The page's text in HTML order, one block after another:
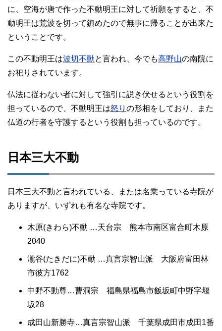
に、空海が唐で作った不動明王に対して祈願をすると、不
動明王は荒波を切って鎮めたので無事に帰ることが出来た
ということです。
この不動明王は波切不動と言われ、今でも高野山の南院に
お祀りされています。
仏法に従わない者に対して強引に説き伏せるという役割を
担っているので、不動明王は怒り の形相をしており、また
仏道の行者を守護するという役割も担っているのです。
日本三大不動
日本三大不動と言われている、または名乗っている寺院が
ありますが、いずれも有名な寺院です。
木原(きわら)不動 …天台宗 熊本市南区富合町木原
2040
瀧谷(たきだに)不動 …真言宗智山派 大阪府富田林
市彼方1762
中野不動尊…曹洞宗 福島県福島市飯坂町中野字堰
坂28
成田山新勝寺…真言宗智山派 千葉県成田市成田1番